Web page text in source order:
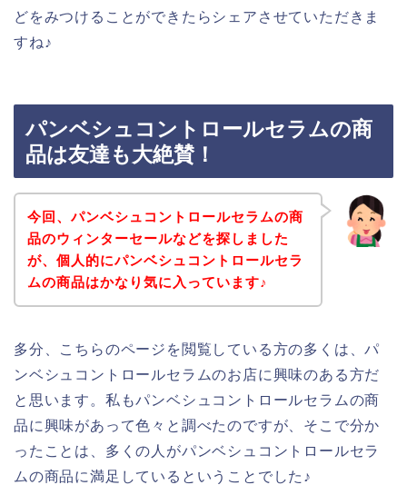
どをみつけることができたらシェアさせていただきま
すね♪
パンベシュコントロールセラムの商
品は友達も大絶賛！
今回、パンベシュコントロールセラムの商
品のウィンターセールなどを探しました
が、個人的にパンベシュコントロールセラ
ムの商品はかなり気に入っています♪
多分、こちらのページを閲覧している方の多くは、パ
ンベシュコントロールセラムのお店に興味のある方だ
と思います。私もパンベシュコントロールセラムの商
品に興味があって色々と調べたのですが、そこで分か
ったことは、多くの人がパンベシュコントロールセラ
ムの商品に満足しているということでした♪